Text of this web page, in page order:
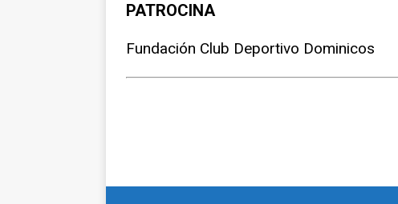
PATROCINA
Fundación Club Deportivo Dominicos